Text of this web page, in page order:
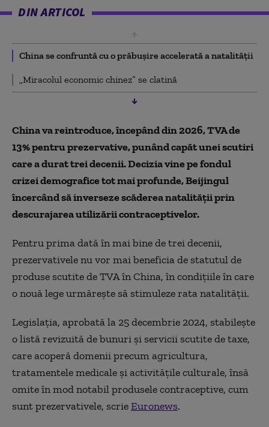
DIN ARTICOL
China se confruntă cu o prăbuşire accelerată a natalităţii
„Miracolul economic chinez” se clatină
China va reintroduce, începând din 2026, TVA de
13% pentru prezervative, punând capăt unei scutiri
care a durat trei decenii. Decizia vine pe fondul
crizei demografice tot mai profunde, Beijingul
încercând să inverseze scăderea natalităţii prin
descurajarea utilizării contraceptivelor.
Pentru prima dată în mai bine de trei decenii,
prezervativele nu vor mai beneficia de statutul de
produse scutite de TVA în China, în condiţiile în care
o nouă lege urmăreşte să stimuleze rata natalităţii.
Legislaţia, aprobată la 25 decembrie 2024, stabileşte
o listă revizuită de bunuri şi servicii scutite de taxe,
care acoperă domenii precum agricultura,
tratamentele medicale şi activităţile culturale, însă
omite în mod notabil produsele contraceptive, cum
sunt prezervativele, scrieEuronews.